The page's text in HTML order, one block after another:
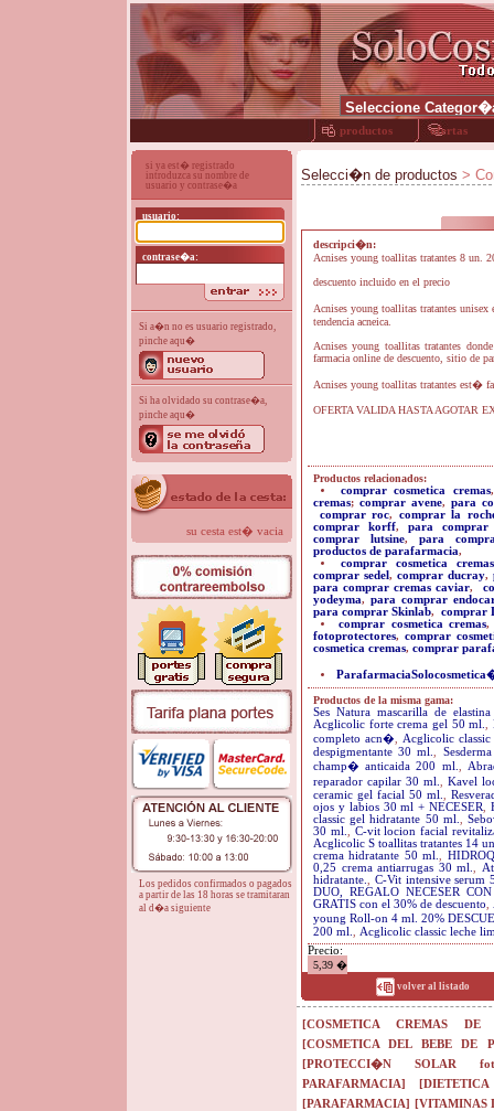
productos ofertas
si ya est� registrado
introduzca su nombre de
usuario y contrase�a
usuario:
contrase�a:
Si a�n no es usuario registrado,
pinche aqu�
Si ha olvidado su contrase�a,
pinche aqu�
su cesta est� vacia
Los pedidos confirmados o pagados
a partir de las 18 horas se tramitaran
al d�a siguiente
Selecci�n de productos >
descripci�n:
Acnises young toallitas tratantes 8 un.
descuento incluido en el precio
Acnises young toallitas tratantes
tendencia acneica.
Acnises young toallitas tratantes
farmacia online de descuento, sitio de
Acnises young toallitas tratantes est�
OFERTA VALIDA HASTA AGOTAR
Productos relacionados:
comprar cosmetica cremas
cremas; comprar avene, para
comprar roc, comprar la
comprar korff,para comprar
comprar lutsine,para
productos de parafarmacia,
comprar cosmetica cremas
comprar sedel, comprar ducray,
para comprar cremas caviar,
yodeyma,para comprar
para comprar Skinlab, comprar
comprar cosmetica cremas
fotoprotectores,comprar
cosmetica cremas, comprar
Productos de la misma gama:
Ses Natura mascarilla de
Acglicolic forte crema gel 50 ml.
,
completo acn�
Acglicolic
despigmentante 30 ml.
champ� anticaida 200 ml.
reparador capilar 30 ml.
Kavel
ceramic gel facial 50 ml.
ojos y labios 30 ml + NECESER
classic gel hidratante 50 ml.
30 ml.
C-vit locion facial
Acglicolic S toallitas tratantes 14
crema hidratante 50 ml.
0,25 crema antiarrugas 30 ml.
hidratante.
C-Vit intensive serum
DUO, REGALO NECESER
GRATIS con el 30% de descuento
young Roll-on 4 ml. 20%
200 ml.
Acglicolic classic leche
Precio:
5,39 �
volver al listado
[COSMETICA CREMAS DE
[COSMETICA DEL BEBE DE
[PROTECCI�N SOLAR
PARAFARMACIA]
[PARAFARMACIA] [VITAMINAS